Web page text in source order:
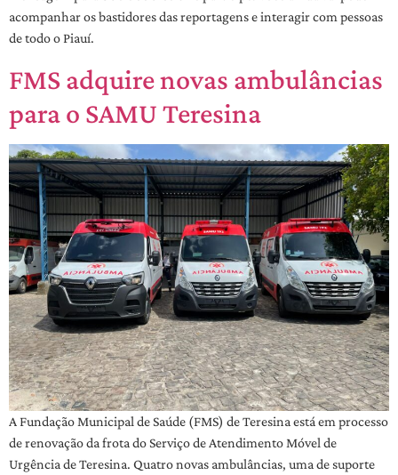
acompanhar os bastidores das reportagens e interagir com pessoas
de todo o Piauí.
FMS adquire novas ambulâncias
para o SAMU Teresina
A Fundação Municipal de Saúde (FMS) de Teresina está em processo
de renovação da frota do Serviço de Atendimento Móvel de
Urgência de Teresina. Quatro novas ambulâncias, uma de suporte